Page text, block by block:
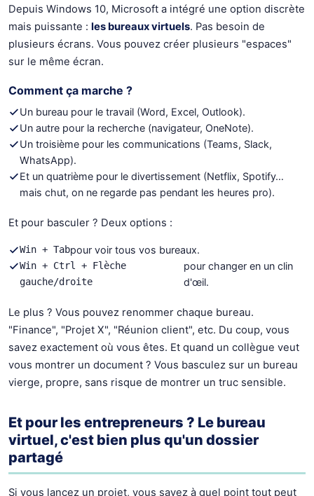
Depuis Windows 10, Microsoft a intégré une option discrète
mais puissante : les bureaux virtuels. Pas besoin de
plusieurs écrans. Vous pouvez créer plusieurs "espaces"
sur le même écran.
Comment ça marche ?
Un bureau pour le travail (Word, Excel, Outlook).
Un autre pour la recherche (navigateur, OneNote).
Un troisième pour les communications (Teams, Slack,
WhatsApp).
Et un quatrième pour le divertissement (Netflix, Spotify…
mais chut, on ne regarde pas pendant les heures pro).
Et pour basculer ? Deux options :
Win + Tabpour voir tous vos bureaux.
Win + Ctrl + Flèche
gauche/droite
pour changer en un clin
d'œil.
Le plus ? Vous pouvez renommer chaque bureau.
"Finance", "Projet X", "Réunion client", etc. Du coup, vous
savez exactement où vous êtes. Et quand un collègue veut
vous montrer un document ? Vous basculez sur un bureau
vierge, propre, sans risque de montrer un truc sensible.
Et pour les entrepreneurs ? Le bureau
virtuel, c'est bien plus qu'un dossier
partagé
Si vous lancez un projet, vous savez à quel point tout peut